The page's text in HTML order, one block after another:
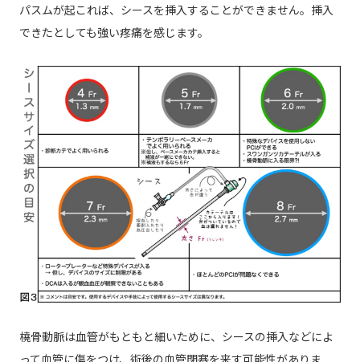
パスムが起これば、シースを挿入することができません。挿入
できたとしても強い疼痛を感じます。
橈骨動脈は血管がもともと細いために、シースの挿入などによ
って血管に傷をつけ、術後の血管閉塞を来す可能性がありま